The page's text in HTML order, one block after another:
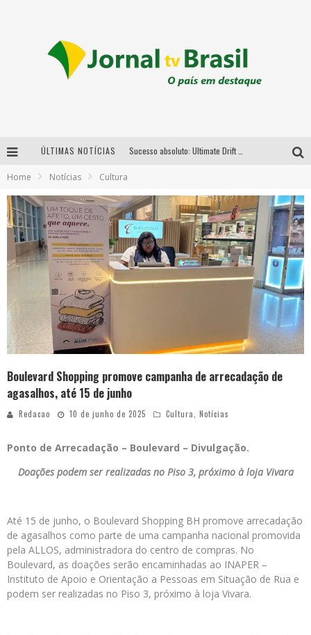
ÚLTIMAS NOTÍCIAS
Chega de mistério! Baianas Ozadas lança tema do carnaval de 2026 nesta terça-feira
Em abril, Boulevard Shopping BH realiza sorteio de TVs 4K
Home Notícias Cultura
Boulevard Shopping promove campanha de arrecadação de
agasalhos, até 15 de junho
Redacao 10 de junho de 2025 Cultura, Notícias
Ponto de Arrecadação – Boulevard – Divulgação.
Doações podem ser realizadas no Piso 3, próximo à loja Vivara
Até 15 de junho, o Boulevard Shopping BH promove arrecadação
de agasalhos como parte de uma campanha nacional promovida
pela ALLOS, administradora do centro de compras. No
Boulevard, as doações serão encaminhadas ao INAPER –
Instituto de Apoio e Orientação a Pessoas em Situação de Rua e
podem ser realizadas no Piso 3, próximo à loja Vivara.